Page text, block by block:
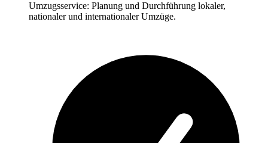
Umzugsservice: Planung und Durchführung lokaler,
nationaler und internationaler Umzüge.